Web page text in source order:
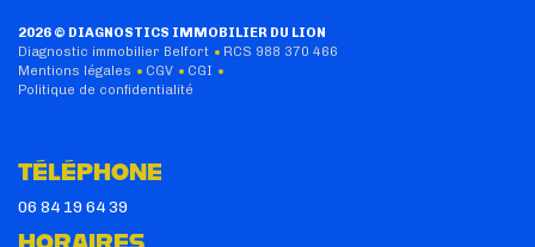
2026 © DIAGNOSTICS IMMOBILIER DU LION
Diagnostic immobilier Belfort
RCS 988 370 466
Mentions légales
CGV
CGI
Politique de confidentialité
TÉLÉPHONE
06 84 19 64 39